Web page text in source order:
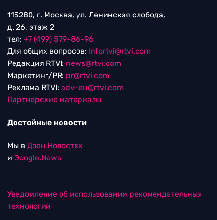
115280, г. Москва, ул. Ленинская слобода,
д. 26, этаж 2
тел: +7 (499) 579-86-96
Для общих вопросов: Infortvi@rtvi.com
Редакция RTVI: news@rtvi.com
Маркетинг/PR: pr@rtvi.com
Реклама RTVI: adv-eu@rtvi.com
Партнерские материалы
Достойные новости
Мы в Дзен.Новостях
и Google.News
Уведомление об использовании рекомендательных
технологий